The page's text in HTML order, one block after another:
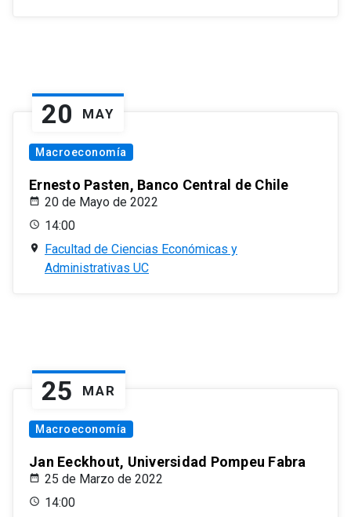
20 MAY
Macroeconomía
Ernesto Pasten, Banco Central de Chile
20 de Mayo de 2022
14:00
Facultad de Ciencias Económicas y
Administrativas UC
25 MAR
Macroeconomía
Jan Eeckhout, Universidad Pompeu Fabra
25 de Marzo de 2022
14:00